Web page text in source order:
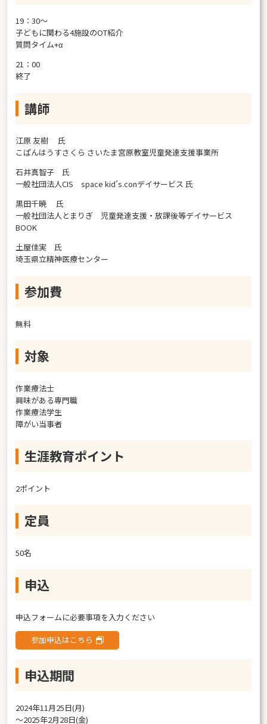
19：30～
子どもに関わる4施設のOT紹介
質問タイム+α
21：00
終了
講師
江原 友樹 氏
こぱんはうすさくら さいたま宮原教室児童発達支援事業所
石井真智子 氏
一般社団法人CIS space kid’s.conデイサービス 氏
黒田千暁 氏
一般社団法人とまりぎ 児童発達支援・放課後等デイサービス
BOOK
土屋佳実 氏
埼玉県立精神医療センター
参加費
無料
対象
作業療法士
興味がある専門職
作業療法学生
障がい当事者
生涯教育ポイント
2ポイント
定員
50名
申込
申込フォームに必要事項を入力ください
参加申込はこちら
申込期間
2024年11月25日(月)
〜2025年2月28日(金)